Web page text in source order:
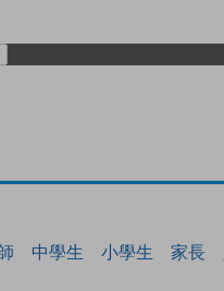
中學生 小學生 家長